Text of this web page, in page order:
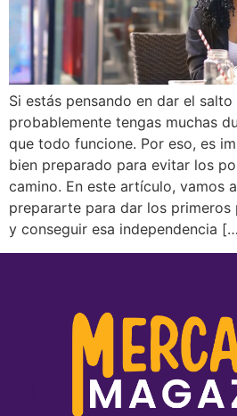
Si estás pensando en dar el
probablemente tengas muchas
que todo funcione. Por eso, es
bien preparado para evitar los
camino. En este artículo, vamos
prepararte para dar los
y conseguir esa independencia